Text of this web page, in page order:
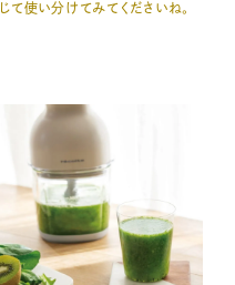
じて使い分けてみてくださいね。